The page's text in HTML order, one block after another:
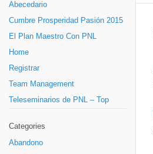
Abecedario
Cumbre Prosperidad Pasión 2015
El Plan Maestro Con PNL
Home
Registrar
Team Management
Teleseminarios de PNL – Top
Categories
Abandono